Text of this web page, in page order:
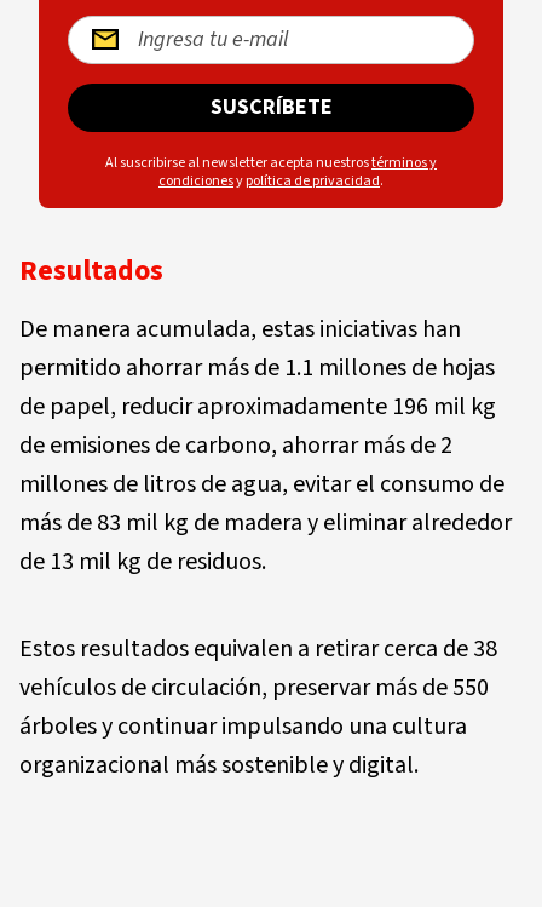
SUSCRÍBETE
Al suscribirse al newsletter acepta nuestrostérminos y
condicionesypolítica de privacidad.
Resultados
De manera acumulada, estas iniciativas han
permitido ahorrar más de 1.1 millones de hojas
de papel, reducir aproximadamente 196 mil kg
de emisiones de carbono, ahorrar más de 2
millones de litros de agua, evitar el consumo de
más de 83 mil kg de madera y eliminar alrededor
de 13 mil kg de residuos.
Estos resultados equivalen a retirar cerca de 38
vehículos de circulación, preservar más de 550
árboles y continuar impulsando una cultura
organizacional más sostenible y digital.